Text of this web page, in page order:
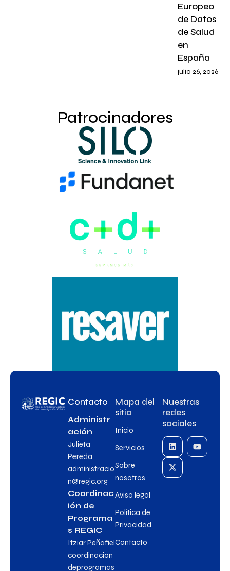
Europeo
de Datos
de Salud
en
España
julio 26, 2026
Patrocinadores
Contacto
Administr
ación
Julieta
Pereda
administracio
n@regic.org
Coordinac
ión de
Programa
s REGIC
Itziar Peñafiel
coordinacion
deprogramas
Mapa del
sitio
Inicio
Servicios
Sobre
nosotros
Aviso legal
Política de
Privacidad
Contacto
Nuestras
redes
sociales